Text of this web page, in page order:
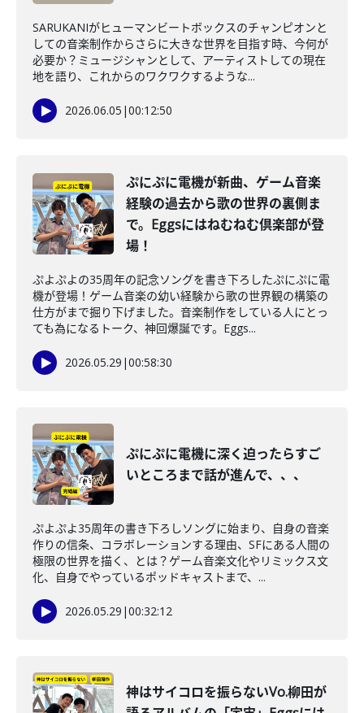
SARUKANIがヒューマンビートボックスのチャンピオンと
しての音楽制作からさらに大きな世界を目指す時、今何が
必要か？ミュージシャンとして、アーティストしての現在
地を語り、これからのワクワクするような...
2026.06.05 |00:12:50
ぷにぷに電機が新曲、ゲーム音楽
経験の過去から歌の世界の裏側ま
で。Eggsにはねむねむ倶楽部が登
場！
ぷよぷよの35周年の記念ソングを書き下ろしたぷにぷに電
機が登場！ゲーム音楽の幼い経験から歌の世界観の構築の
仕方がまで掘り下げました。音楽制作をしている人にとっ
ても為になるトーク、神回爆誕です。Eggs...
2026.05.29 |00:58:30
ぷにぷに電機に深く迫ったらすご
いところまで話が進んで、、、
ぷよぷよ35周年の書き下ろしソングに始まり、自身の音楽
作りの信条、コラボレーションする理由、SFにある人間の
極限の世界を描く、とは？ゲーム音楽文化やリミックス文
化、自身でやっているポッドキャストまで、...
2026.05.29 |00:32:12
神はサイコロを振らないVo.柳田が